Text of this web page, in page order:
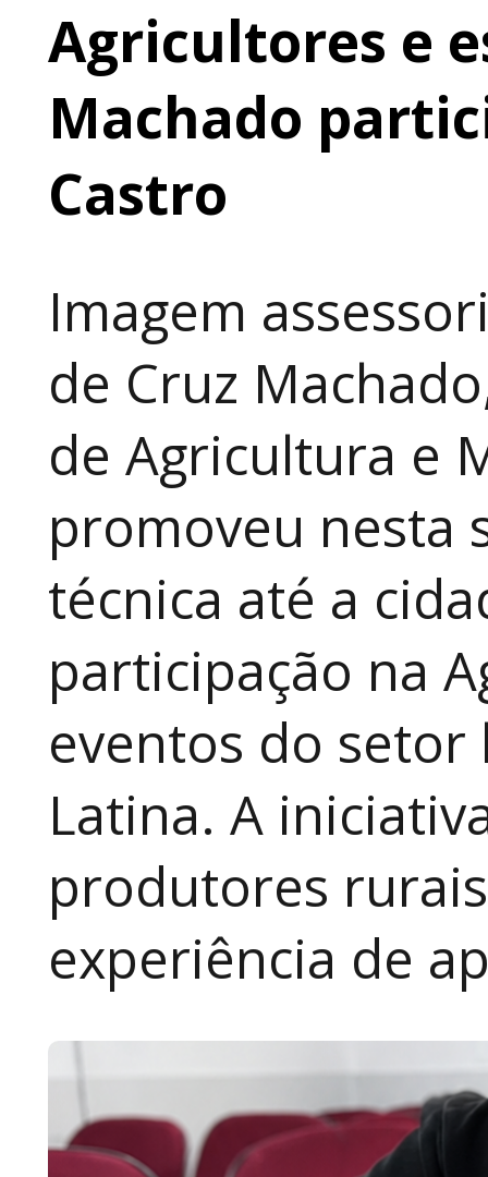
Agricultores e
Machado
Castro
Imagem
de Cruz
de Agricultura e
promoveu nesta
técnica até a
participação na
eventos do
Latina. A
produtores
experiência de